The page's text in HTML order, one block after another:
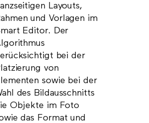
Layouts,
und Vorlagen im
Editor. Der
bei der
von
sowie bei der
des Bildausschnitts
Objekte im Foto
das Format und